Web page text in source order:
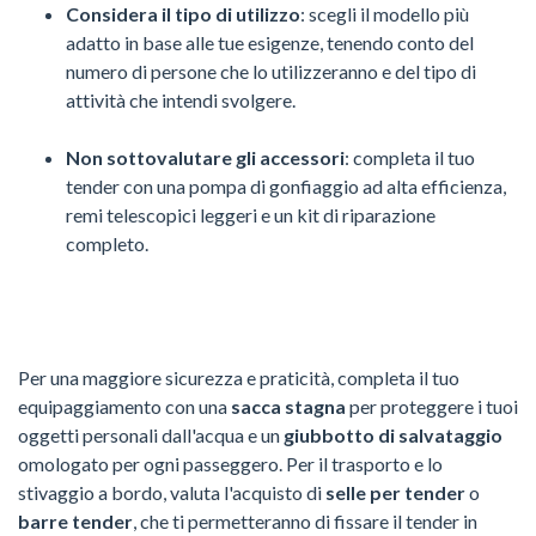
Considera il tipo di utilizzo: scegli il modello più
adatto in base alle tue esigenze, tenendo conto del
numero di persone che lo utilizzeranno e del tipo di
attività che intendi svolgere.
Non sottovalutare gli accessori: completa il tuo
tender con una pompa di gonfiaggio ad alta efficienza,
remi telescopici leggeri e un kit di riparazione
completo.
Per una maggiore sicurezza e praticità, completa il tuo
equipaggiamento con una sacca stagna per proteggere i tuoi
oggetti personali dall'acqua e un giubbotto di salvataggio
omologato per ogni passeggero. Per il trasporto e lo
stivaggio a bordo, valuta l'acquisto di selle per tendero
barre tender , che ti permetteranno di fissare il tender in